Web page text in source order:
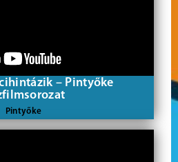
– Pintyőke
Pintyőke